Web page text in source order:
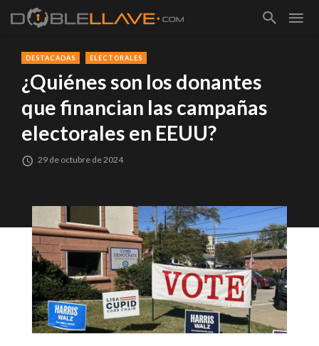
DESTACADAS ELECTORALES
¿Quiénes son los donantes
que financian las campañas
electorales en EEUU?
29 de octubre de 2024